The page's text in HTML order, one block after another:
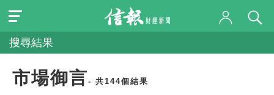
搜尋結果
市場御言- 共144個結果